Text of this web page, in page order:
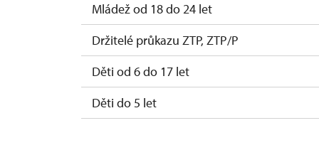
Mládež od 18 do 24 let
Držitelé průkazu ZTP, ZTP/P
Děti od 6 do 17 let
Děti do 5 let